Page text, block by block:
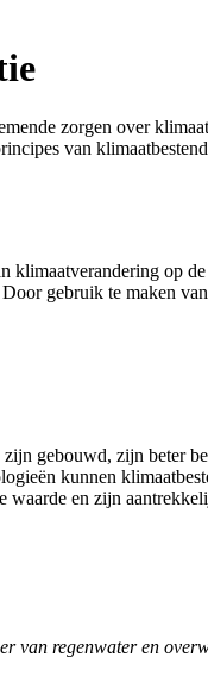
zorgen over
van
op
gebruik te maken
gebouwd, zijn beter
kunnen
waarde en zijn
regenwater en